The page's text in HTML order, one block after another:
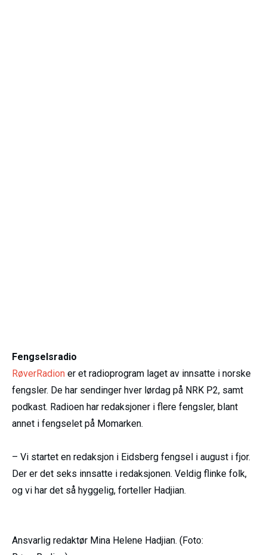
Fengselsradio
RøverRadion er et radioprogram laget av innsatte i norske
fengsler. De har sendinger hver lørdag på NRK P2, samt
podkast. Radioen har redaksjoner i flere fengsler, blant
annet i fengselet på Momarken.
– Vi startet en redaksjon i Eidsberg fengsel i august i fjor.
Der er det seks innsatte i redaksjonen. Veldig flinke folk,
og vi har det så hyggelig, forteller Hadjian.
Ansvarlig redaktør Mina Helene Hadjian. (Foto: